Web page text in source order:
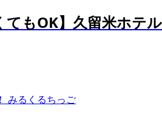
てもOK】久留米ホ
みるくるちっご